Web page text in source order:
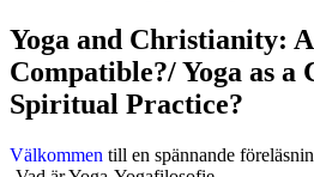
Yoga and Christianity:
Compatible?/ Yoga as a
Spiritual Practice?
Välkommen till en spännande